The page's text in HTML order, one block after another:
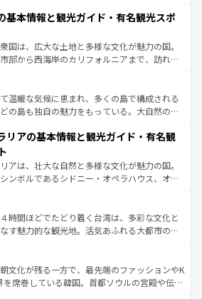
照してほしい。
まま残る町や、スイスならではのユニークな
、アルプス観光だけでなく町歩きも満喫する
。国民の所得が高いため物価も高いが、旅行
パス提供のサービスもあり、うまく活用すれ
報は
基本情報と観光ガイド・有名観光スポ
国は、広大な土地と多様な文化が魅力の国。
部から西海岸のカリフォルニアまで、訪れる
都市は、観光、ショッピング、エンターテイ
まった刺激的なスポットだ。一方、アメリカ
然が広がり、グランドキャニオンやイエロー
ーリンズでは、音楽と美食が融合した独特の
旅行者はアメリカの各地域で異なる魅力を楽
その多様性と豊かな歴史を感じることができ
でのロードトリップや列車の旅も、アメリカ
温暖な気候に恵まれ、多くの島で構成される
の島も独自の魅力をもっている。大自然の神
せない。また、定番の観光地といえばオアフ
な自然を求めるならマウイ島やカウアイ島が
メラルドグリーンに輝く海をはじめ、豊かな
息づいている。「アロハスピリット」と呼ば
いローカルフードやハワイアンミュージッ
フラダンスなど、すべてがハワイの魅力を彩
れるたびに新しい発見と感動が待っているハ
一覧
リアの基本情報と観光ガイド・有名観
アは、壮大な自然と多様な文化が魅力の国。
ンボルであるシドニー・オペラハウス、オー
大陸中央部にそびえるウルル（エアーズロッ
ニアの美しい原生林やケアンズの熱帯雨林な
がたくさん。また、カフェやワイン、オージ
ィビティも充実しており、サーフィンやダイ
キングなど、アウトドア好きにはたまらな
ラリアの多彩な魅力を存分に味わいつくそ
時間ほどでたどり着く台湾は、多彩な文化と
す魅力的な観光地。活気あふれる大都市の台
な山岳地帯である台湾東部など、都市の喧騒
さが共存しており、訪れる人に新しい発見と
してくれる。また、奥深い台湾の食文化も魅
文化が残る一方で、最先端のファッションやK
を席巻している韓国。首都ソウルの宮殿や伝統